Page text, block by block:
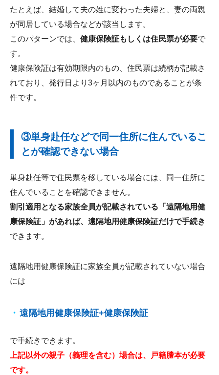
たとえば、結婚して夫の姓に変わった夫婦と、妻の両親
が同居している場合などが該当します。
このパターンでは、 健康保険証もしくは住民票が必要で
す。
健康保険証は有効期限内のもの、住民票は続柄が記載さ
れており、発行日より3ヶ月以内のものであることが条
件です。
③単身赴任などで同一住所に住んでいるこ
とが確認できない場合
単身赴任等で住民票を移している場合には、同一住所に
住んでいることを確認できません。
割引適用となる家族全員が記載されている「遠隔地用健
康保険証」があれば、遠隔地用健康保険証だけで手続き
できます。
遠隔地用健康保険証に家族全員が記載されていない場合
には
遠隔地用健康保険証+健康保険証
で手続きできます。
上記以外の親子（義理を含む）場合は、戸籍謄本が必要
です。